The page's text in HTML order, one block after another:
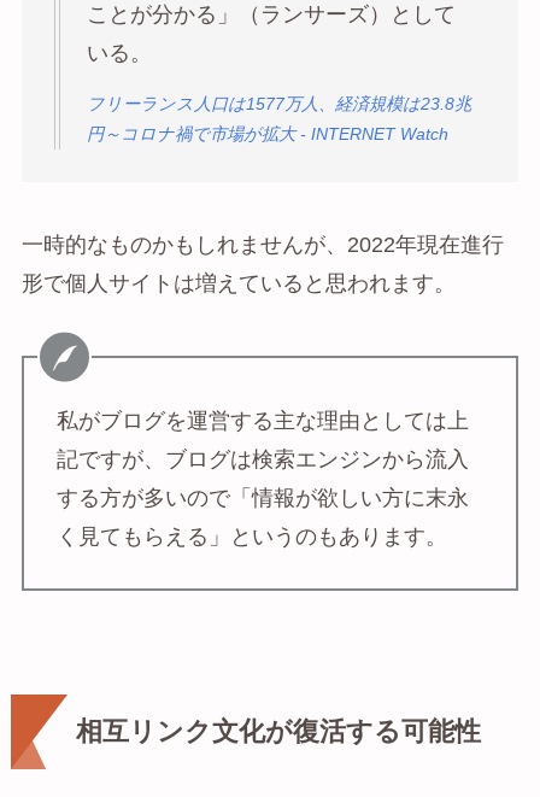
ことが分かる」（ランサーズ）として
いる。
フリーランス人口は1577万人、経済規模は23.8兆
円～コロナ禍で市場が拡大 - INTERNET Watch
一時的なものかもしれませんが、2022年現在進行
形で個人サイトは増えていると思われます。
私がブログを運営する主な理由としては上
記ですが、ブログは検索エンジンから流入
する方が多いので「情報が欲しい方に末永
く見てもらえる」というのもあります。
相互リンク文化が復活する可能性